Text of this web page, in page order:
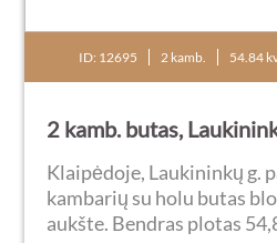
ID: 12695 2 kamb. 54.84
2 kamb. butas,
Klaipėdoje, Laukininkų g.
kambarių su holu butas
aukšte. Bendras plotas